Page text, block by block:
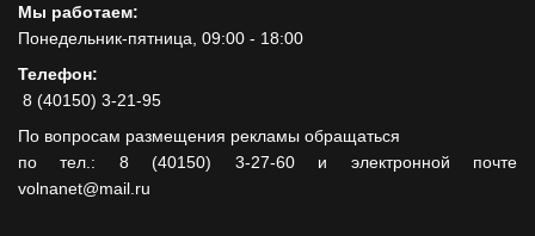
Мы работаем:
Понедельник-пятница, 09:00 - 18:00
Телефон:
8 (40150) 3-21-95
По вопросам размещения рекламы обращаться
по тел.: 8 (40150) 3-27-60 и электронной почте
volnanet@mail.ru